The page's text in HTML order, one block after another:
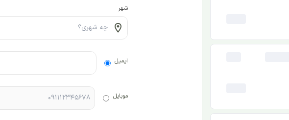
شهر
ایمیل
موبایل